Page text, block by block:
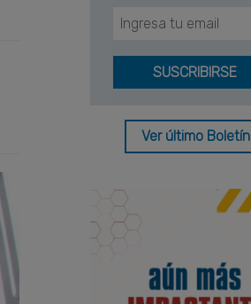
Ver último Boletín